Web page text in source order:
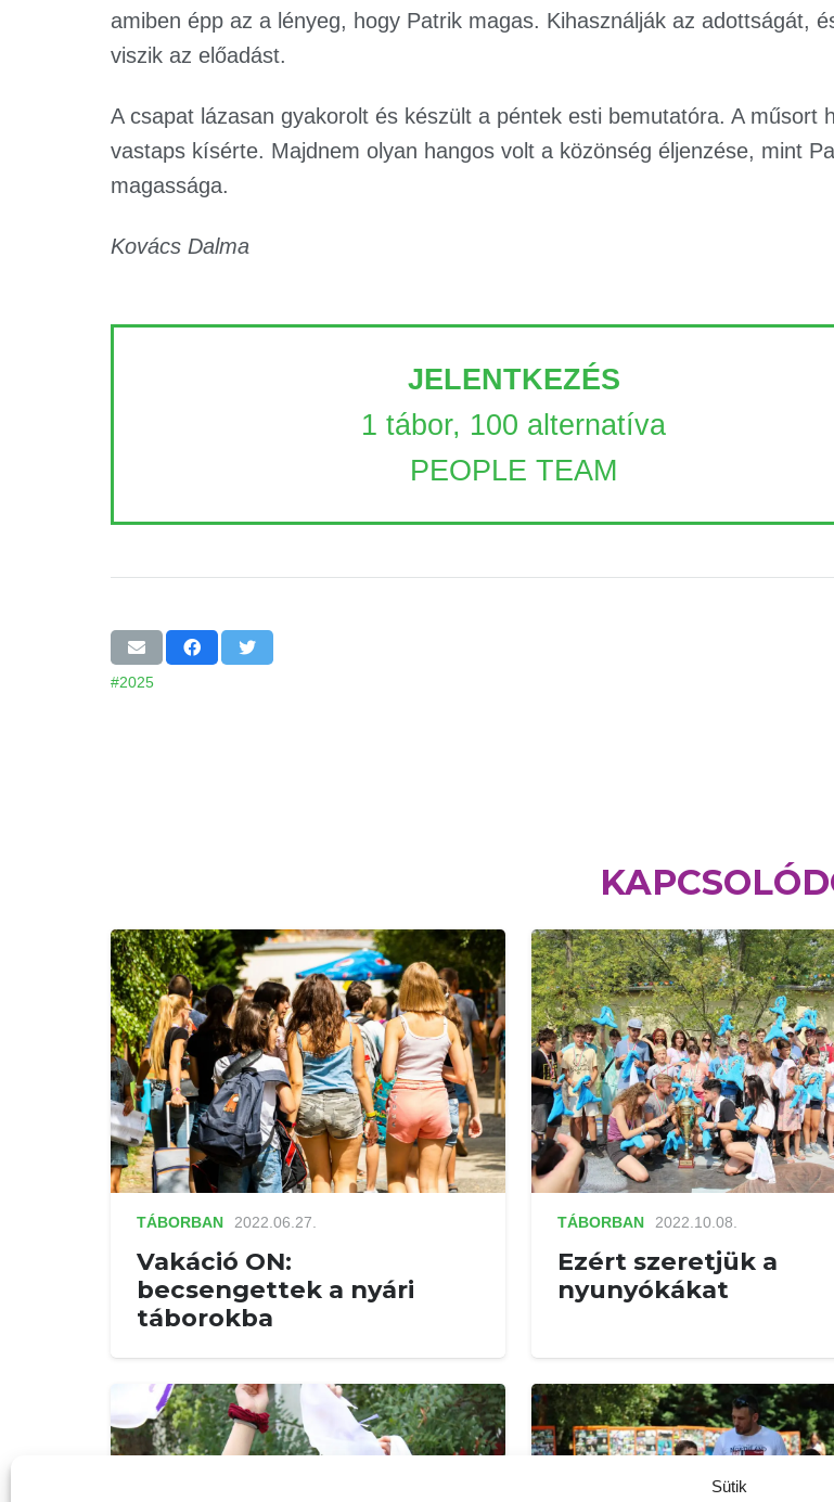
Sütik
amiben épp az a lényeg, hogy Patrik magas. Kihasználják az adottságát,
viszik az előadást.
A csapat lázasan gyakorolt és készült a péntek esti bemutatóra. A műsort
vastaps kísérte. Majdnem olyan hangos volt a közönség éljenzése, mint
magassága.
Kovács Dalma
JELENTKEZÉS
1 tábor, 100 alternatíva
PEOPLE TEAM
#2025
TÁBORBAN 2022.06.27.
Vakáció ON:
becsengettek a nyári
táborokba
TÁBORBAN 2022.10.08.
Ezért szeretjük a
nyunyókákat